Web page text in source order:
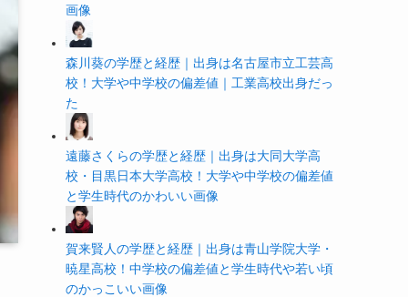
画像
森川葵の学歴と経歴｜出身は名古屋市立工芸高
校！大学や中学校の偏差値｜工業高校出身だっ
た
遠藤さくらの学歴と経歴｜出身は大同大学高
校・目黒日本大学高校！大学や中学校の偏差値
と学生時代のかわいい画像
賀来賢人の学歴と経歴｜出身は青山学院大学・
暁星高校！中学校の偏差値と学生時代や若い頃
のかっこいい画像